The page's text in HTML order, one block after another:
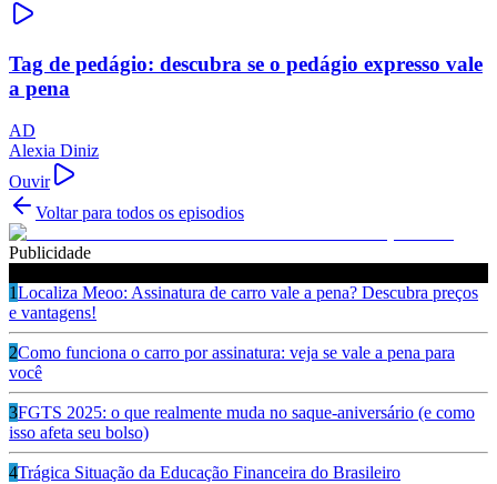
Tag de pedágio: descubra se o pedágio expresso vale
a pena
AD
Alexia Diniz
Ouvir
Voltar para todos os episodios
Publicidade
1Localiza Meoo: Assinatura de carro vale a pena? Descubra preços
e vantagens!
2Como funciona o carro por assinatura: veja se vale a pena para
você
3FGTS 2025: o que realmente muda no saque-aniversário (e como
isso afeta seu bolso)
4Trágica Situação da Educação Financeira do Brasileiro